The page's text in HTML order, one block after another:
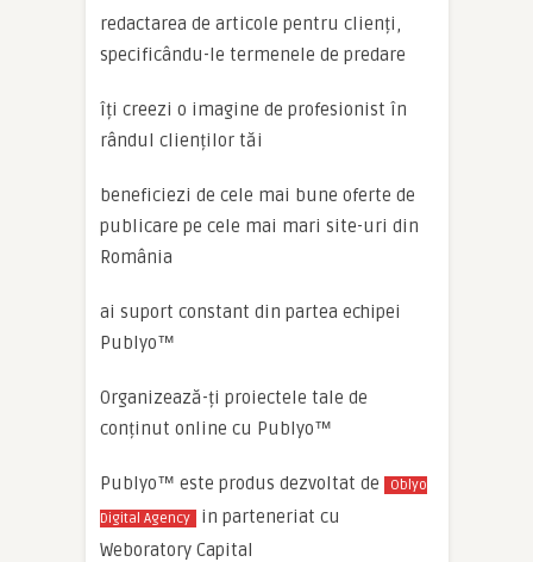
redactarea de articole pentru clienți,
specificându-le termenele de predare
îți creezi o imagine de profesionist în
rândul clienților tăi
beneficiezi de cele mai bune oferte de
publicare pe cele mai mari site-uri din
România
ai suport constant din partea echipei
Publyo™
Organizează-ți proiectele tale de
conținut online cu Publyo™
Publyo™ este produs dezvoltat de
Oblyo
Digital Agency
in parteneriat cu
Weboratory Capital